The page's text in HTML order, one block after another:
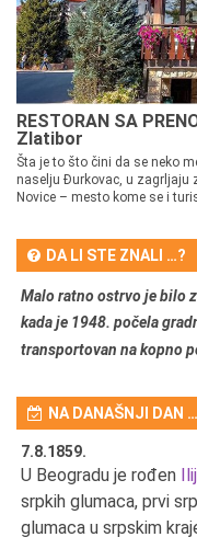
RESTORAN SA
Zlatibor
Šta je to što čini da se neko
naselju Đurkovac, u zagrljaju
Novice – mesto kome se i
DA LI STE ZNALI …?
Malo ratno ostrvo je bilo
kada je 1948. počela
transportovan na kopno
NA DANAŠNJI DAN …
7.8.1859.
U Beogradu je rođen
srpkih glumaca, prvi
glumaca u srpskim